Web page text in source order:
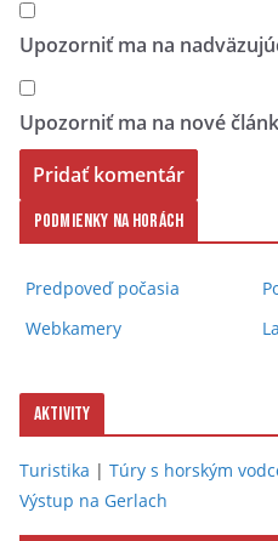
Upozorniť ma na
Upozorniť ma na nové
Podmienky na horách
Predpoveď počasia
Webkamery
Aktivity
Turistika | Túry s horským
Výstup na Gerlach